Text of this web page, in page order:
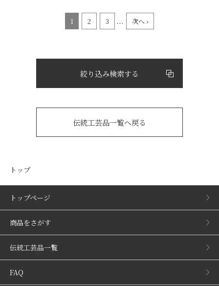
1 2 3 ... 次へ ›
絞り込み検索する
伝統工芸品一覧へ戻る
トップ
トップページ
商品をさがす
伝統工芸品一覧
FAQ